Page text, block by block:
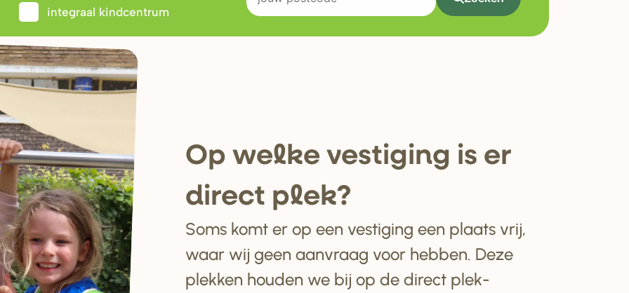
integraal kindcentrum
Op welke vestiging is er
direct plek?
Soms komt er op een vestiging een plaats vrij,
waar wij geen aanvraag voor hebben. Deze
plekken houden we bij op de direct plek-